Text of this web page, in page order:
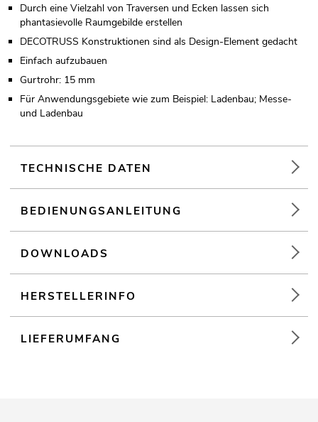
Durch eine Vielzahl von Traversen und Ecken lassen sich
phantasievolle Raumgebilde erstellen
DECOTRUSS Konstruktionen sind als Design-Element gedacht
Einfach aufzubauen
Gurtrohr: 15 mm
Für Anwendungsgebiete wie zum Beispiel: Ladenbau; Messe-
und Ladenbau
TECHNISCHE DATEN
BEDIENUNGSANLEITUNG
DOWNLOADS
HERSTELLERINFO
LIEFERUMFANG